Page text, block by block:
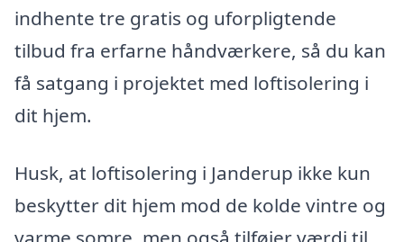
indhente tre gratis og uforpligtende
tilbud fra erfarne håndværkere, så du kan
få satgang i projektet med loftisolering i
dit hjem.
Husk, at loftisolering i Janderup ikke kun
beskytter dit hjem mod de kolde vintre og